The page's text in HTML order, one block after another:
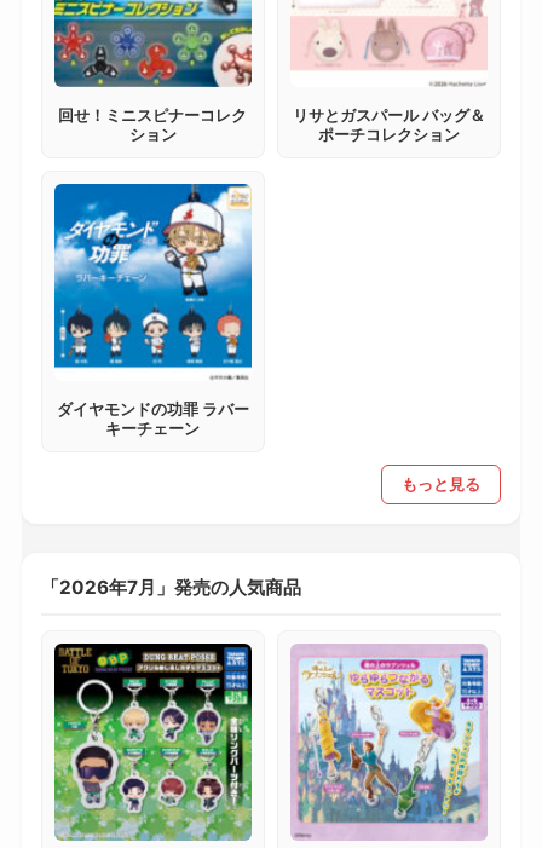
回せ！ミニスピナーコレク
ション
リサとガスパール バッグ＆
ポーチコレクション
ダイヤモンドの功罪 ラバー
キーチェーン
もっと見る
「2026年7月」発売の人気商品